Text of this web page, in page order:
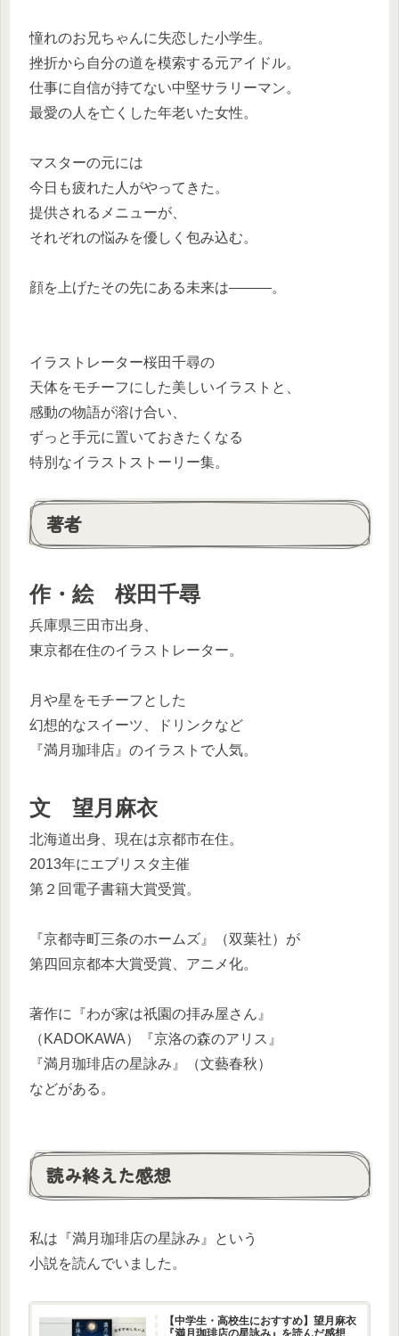
憧れのお兄ちゃんに失恋した小学生。
挫折から自分の道を模索する元アイドル。
仕事に自信が持てない中堅サラリーマン。
最愛の人を亡くした年老いた女性。
マスターの元には
今日も疲れた人がやってきた。
提供されるメニューが、
それぞれの悩みを優しく包み込む。
顔を上げたその先にある未来は―――。
イラストレーター桜田千尋の
天体をモチーフにした美しいイラストと、
感動の物語が溶け合い、
ずっと手元に置いておきたくなる
特別なイラストストーリー集。
著者
作・絵 桜田千尋
兵庫県三田市出身、
東京都在住のイラストレーター。
月や星をモチーフとした
幻想的なスイーツ、ドリンクなど
『満月珈琲店』のイラストで人気。
文 望月麻衣
北海道出身、現在は京都市在住。
2013年にエブリスタ主催
第２回電子書籍大賞受賞。
『京都寺町三条のホームズ』（双葉社）が
第四回京都本大賞受賞、アニメ化。
著作に『わが家は祇園の拝み屋さん』
（KADOKAWA）『京洛の森のアリス』
『満月珈琲店の星詠み』（文藝春秋）
などがある。
読み終えた感想
私は『満月珈琲店の星詠み』という
小説を読んでいました。
【中学生・高校生におすすめ】望月麻衣